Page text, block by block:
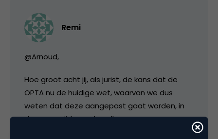
Remi
@Arnoud,
Hoe groot acht jij, als jurist, de kans dat de
OPTA nu de huidige wet, waarvan we dus
weten dat deze aangepast gaat worden, in
de tussentijd gaat handhaven?